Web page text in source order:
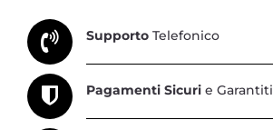
Supporto Telefonico
Pagamenti Sicuri e Garantiti